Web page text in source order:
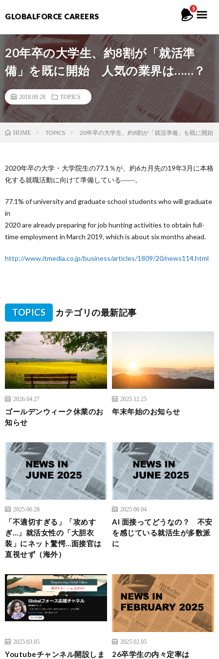
5
GLOBALFORCE CAREERS
20年卒の大学生、約8割が「就活準
備」を既に開始 人気の業界は……？
2018.09.28 TOPICS
HOME TOPICS 20年卒の大学生、約8割が「就活準備」を既に開
2020年卒の大学・大学院生の77.1％が、約6カ月先の19年3月に本格
化する就職活動に向けて準備している――。
77.1% of university and graduate school students who will graduate
in
2020 are already preparing for job hunting activities to obtain full-
time employment in March 2019, which is about six months ahead.
http://www.itmedia.co.jp/business/articles/1809/20/news114.html
TOPICS カテゴリの最新記事
2026.04.27
ゴールデンウィーク休業のお
知らせ
2025.12.25
年末年始のお知らせ
2025.06.28
「不適切すぎる」「攻めす
ぎ…」就活女性の「大胆衣
装」にネット驚愕…面接官は
直視せず（海外）
2025.06.04
AI 面接ってどうなの？ 不安
を感じている就活生が多数派
に
2025.03.05
Youtubeチャンネル開設しま
2025.02.05
26卒学生の内々定率は